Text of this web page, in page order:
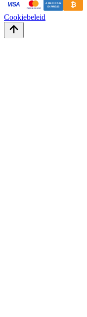
VISA
mastercard
AMERICAN
EXPRESS
₿
Cookiebeleid